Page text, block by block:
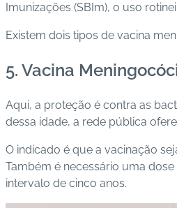
Imunizações (SBIm), o uso
Existem dois tipos de vacina
5. Vacina
Aqui, a proteção é contra as
dessa idade, a rede pública
O indicado é que a vacinação
Também é necessário uma
intervalo de cinco anos.